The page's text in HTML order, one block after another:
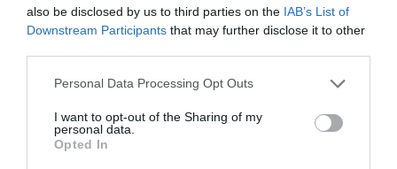
also be disclosed by us to third parties on the IAB’s List of
Downstream Participants that may further disclose it to other
Personal Data Processing Opt Outs
I want to opt-out of the Sharing of my
personal data.
Opted In